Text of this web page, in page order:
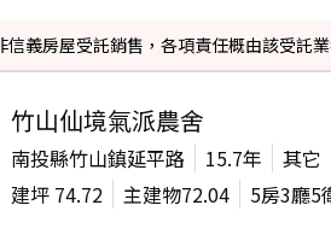
義房屋受託銷售，各項責任概由該受託
竹山仙境氣派農舍
南投縣竹山鎮延平路 15.7年
其它
建坪 74.72 主建物72.04 5房3廳5